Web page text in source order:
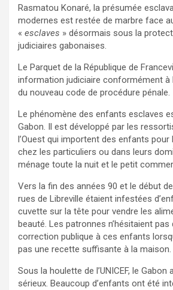
Rasmatou Konaré, la présumée
modernes est restée de marbre face
« esclaves » désormais sous la
judiciaires gabonaises.
Le Parquet de la République de
information judiciaire conformément à
du nouveau code de procédure pénale.
Le phénomène des enfants esclaves
Gabon. Il est développé par les
l’Ouest qui importent des enfants
chez les particuliers ou dans leurs
ménage toute la nuit et le petit
Vers la fin des années 90 et le début
rues de Libreville étaient infestées
cuvette sur la tête pour vendre les
beauté. Les patronnes n’hésitaient pas
correction publique à ces enfants
pas une recette suffisante à la maison.
Sous la houlette de l’UNICEF, le Gabon
sérieux. Beaucoup d’enfants ont été